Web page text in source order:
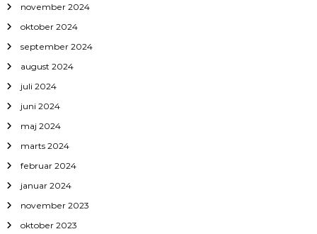
november 2024
oktober 2024
september 2024
august 2024
juli 2024
juni 2024
maj 2024
marts 2024
februar 2024
januar 2024
november 2023
oktober 2023